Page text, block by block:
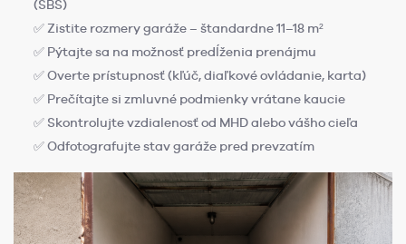
(SBS)
✅ Zistite rozmery garáže – štandardne 11–18 m²
✅ Pýtajte sa na možnosť predĺženia prenájmu
✅ Overte prístupnosť (kľúč, diaľkové ovládanie, karta)
✅ Prečítajte si zmluvné podmienky vrátane kaucie
✅ Skontrolujte vzdialenosť od MHD alebo vášho cieľa
✅ Odfotografujte stav garáže pred prevzatím